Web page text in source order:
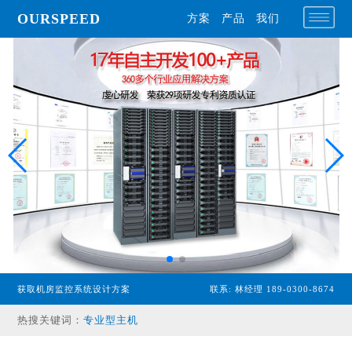
OURSPEED 方案 产品 我们
获取机房监控系统设计方案 联系: 林经理 189-0300-8674
热搜关键词：专业型主机